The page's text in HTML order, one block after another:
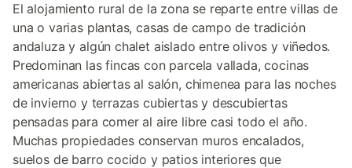
El alojamiento rural de la zona se reparte entre villas de
una o varias plantas, casas de campo de tradición
andaluza y algún chalet aislado entre olivos y viñedos.
Predominan las fincas con parcela vallada, cocinas
americanas abiertas al salón, chimenea para las noches
de invierno y terrazas cubiertas y descubiertas
pensadas para comer al aire libre casi todo el año.
Muchas propiedades conservan muros encalados,
suelos de barro cocido y patios interiores que